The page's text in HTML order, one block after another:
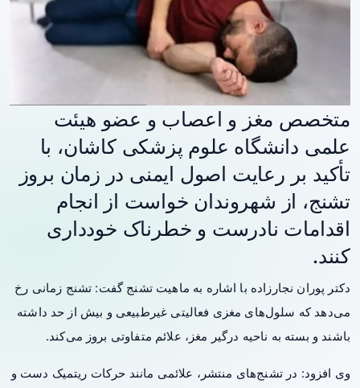
متخصص مغز و اعصاب و عضو هیئت
علمی دانشگاه علوم پزشکی کاشان، با
تأکید بر رعایت اصول ایمنی در زمان بروز
تشنج، از شهروندان خواست از انجام
اقدامات نادرست و خطرناک خودداری
کنند.
دکتر پوران نجارزاده با اشاره به ماهیت تشنج گفت: تشنج زمانی رخ
می‌دهد که سلول‌های مغزی فعالیتی غیرطبیعی و بیش از حد داشته
باشند و بسته به ناحیه درگیر مغز، علائم متفاوتی بروز می‌کند.
وی افزود: در تشنج‌های منتشر، علائمی مانند حرکات ریتمیک دست و